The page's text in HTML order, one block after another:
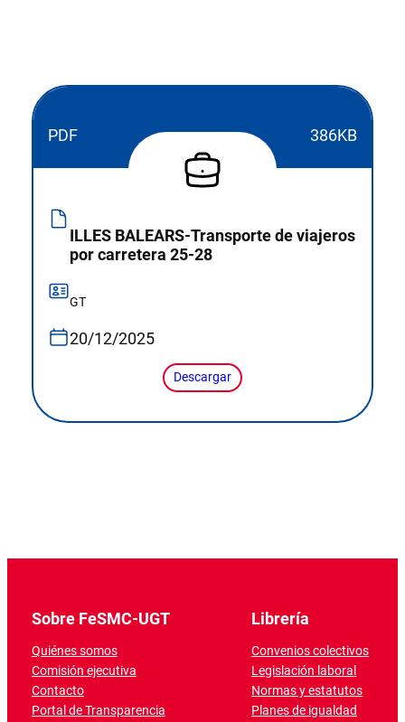
PDF 386KB
ILLES BALEARS-Transporte de viajeros
por carretera 25-28
GT
20/12/2025
Descargar
Sobre FeSMC-UGT
Quiénes somos
Comisión ejecutiva
Contacto
Portal de Transparencia
Librería
Convenios colectivos
Legislación laboral
Normas y estatutos
Planes de igualdad